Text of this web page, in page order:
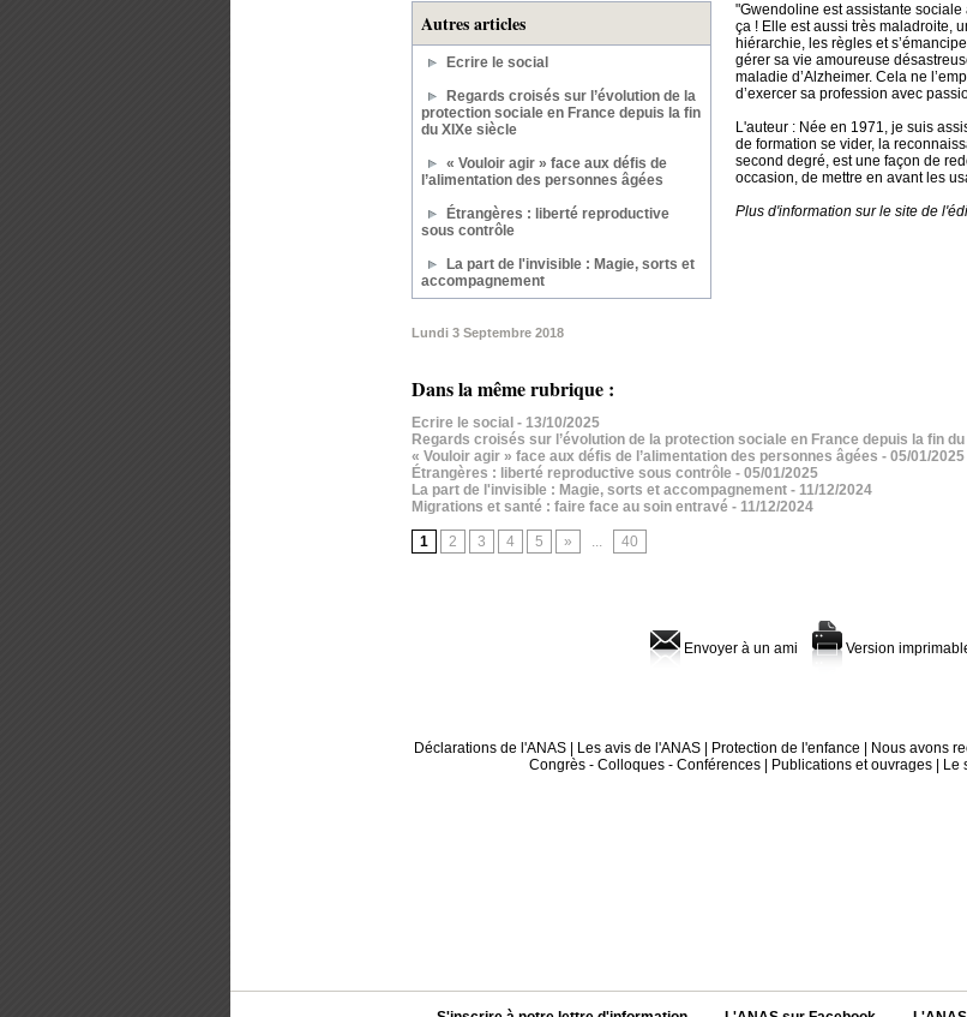
Autres articles
Ecrire le social
Regards croisés sur l’évolution de la
protection sociale en France depuis la fin
du XIXe siècle
« Vouloir agir » face aux défis de
l’alimentation des personnes âgées
Étrangères : liberté reproductive
sous contrôle
La part de l'invisible : Magie, sorts et
accompagnement
"Gwendoline est assistante sociale
ça ! Elle est aussi très maladroite,
hiérarchie, les règles et
gérer sa vie amoureuse
maladie d’Alzheimer. Cela ne
d’exercer sa profession avec
L'auteur : Née en 1971, je suis
de formation se vider, la
second degré, est une façon de
occasion, de mettre en avant les
Plus d'information sur le site de
Lundi 3 Septembre 2018
Dans la même rubrique :
Ecrire le social - 13/10/2025
Regards croisés sur l’évolution de la protection sociale en France depuis la fin du
« Vouloir agir » face aux défis de l’alimentation des personnes âgées - 05/01/2025
Étrangères : liberté reproductive sous contrôle - 05/01/2025
La part de l'invisible : Magie, sorts et accompagnement - 11/12/2024
Migrations et santé : faire face au soin entravé - 11/12/2024
1 2 3 4 5 » ... 40
Envoyer à un ami Version
Déclarations de l'ANAS
Les avis de l'ANAS Protection de l'enfance Nous avons
Congrès - Colloques - Conférences
Publications et ouvrages Le